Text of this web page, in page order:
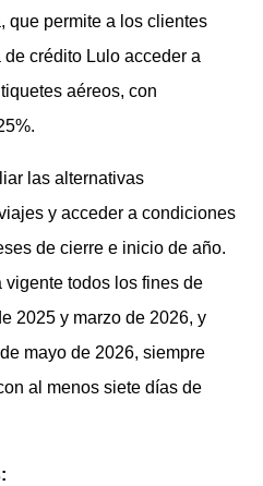
que permite a los clientes
crédito Lulo acceder a
aéreos, con
las alternativas
y acceder a condiciones
de cierre e inicio de año.
vigente todos los fines de
2025 y marzo de 2026, y
mayo de 2026, siempre
al menos siete días de